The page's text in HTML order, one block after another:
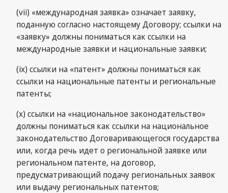
(vii) «международная заявка» означает заявку,
поданную согласно настоящему Договору; ссылки на
«заявку» должны пониматься как ссылки на
международные заявки и национальные заявки;
(ix) ссылки на «патент» должны пониматься как
ссылки на национальные патенты и региональные
патенты;
(х) ссылки на «национальное законодательство»
должны пониматься как ссылки на национальное
законодательство Договаривающегося государства
или, когда речь идет о региональной заявке или
региональном патенте, на договор,
предусматривающий подачу региональных заявок
или выдачу региональных патентов;